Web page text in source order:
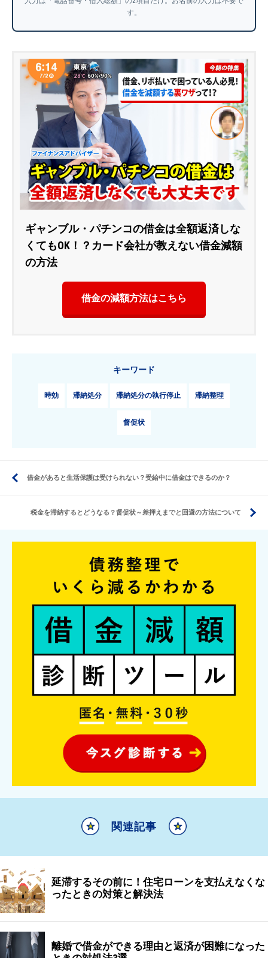
す。
ギャンブル・パチンコの借金は全額返済しな
くてもOK！？カード会社が教えない借金減額
の方法
借金の減額方法はこちら
キーワード
時効 滞納処分 滞納処分の執行停止 滞納整理
督促状
借金があると生活保護は受けられない？受給中に借金はできるのか？
税金を滞納するとどうなる？督促状～差押えまでと回避の方法について
関連記事
延滞するその前に！住宅ローンを支払えなくな
ったときの対策と解決法
離婚で借金ができる理由と返済が困難になった